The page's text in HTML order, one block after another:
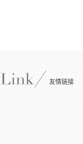
友情链接